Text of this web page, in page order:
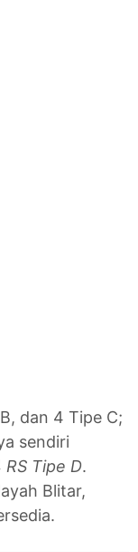
dan 4 Tipe C;
sendiri
Tipe D.
Blitar,